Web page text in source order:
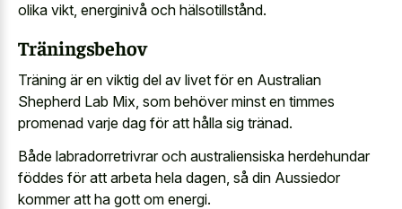
olika vikt, energinivå och hälsotillstånd.
Träningsbehov
Träning är en viktig del av livet för en Australian
Shepherd Lab Mix, som behöver minst en timmes
promenad varje dag för att hålla sig tränad.
Både labradorretrivrar och australiensiska herdehundar
föddes för att arbeta hela dagen, så din Aussiedor
kommer att ha gott om energi.